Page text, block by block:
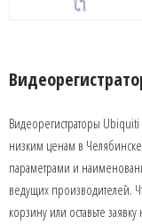
Видеорегистраторы
низким ценам в
параметрами и
ведущих производителей.
корзину или оставьте